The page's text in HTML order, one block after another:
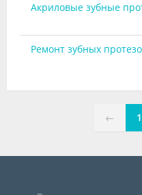
Акриловые зубные
Ремонт зубных
← 1